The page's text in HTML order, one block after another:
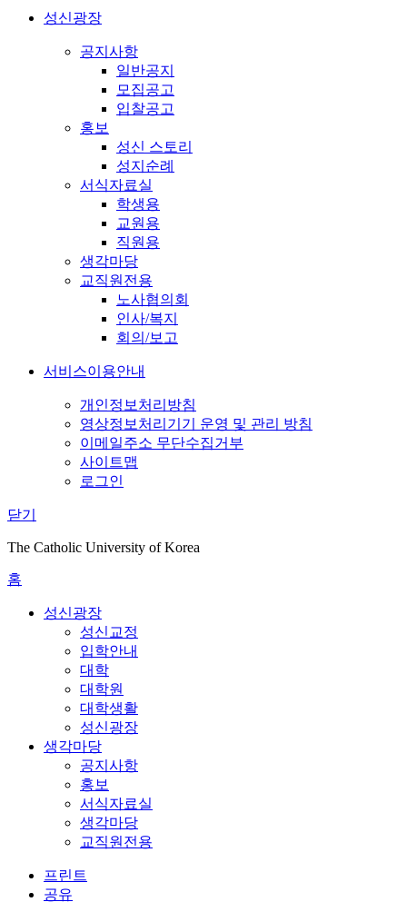
성신광장
공지사항
일반공지
모집공고
입찰공고
홍보
성신 스토리
성지순례
서식자료실
학생용
교원용
직원용
생각마당
교직원전용
노사협의회
인사/복지
회의/보고
서비스이용안내
개인정보처리방침
영상정보처리기기 운영 및 관리 방침
이메일주소 무단수집거부
사이트맵
로그인
닫기
The Catholic University of Korea
홈
성신광장
성신교정
입학안내
대학
대학원
대학생활
성신광장
생각마당
공지사항
홍보
서식자료실
생각마당
교직원전용
프린트
공유